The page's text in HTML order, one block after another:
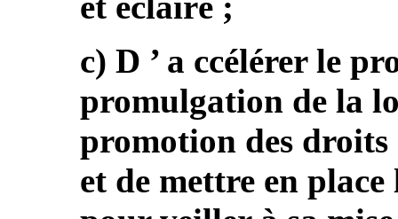
c) D ’ a ccélérer le
promulgation de la
promotion des droits
et de mettre en place